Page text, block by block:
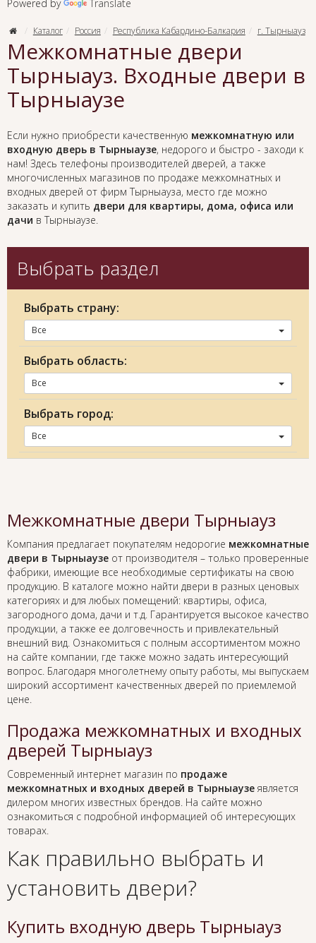
Powered by Translate
Каталог Россия Республика Кабардино-Балкария г. Тырныауз
Межкомнатные двери
Тырныауз. Входные двери в
Тырныаузе
Если нужно приобрести качественную межкомнатную или
входную дверь в Тырныаузе, недорого и быстро - заходи к
нам! Здесь телефоны производителей дверей, а также
многочисленных магазинов по продаже межкомнатных и
входных дверей от фирм Тырныауза, место где можно
заказать и купить двери для квартиры, дома, офиса или
дачи в Тырныаузе.
Выбрать раздел
Выбрать страну:
Все
Выбрать область:
Все
Выбрать город:
Все
Межкомнатные двери Тырныауз
Компания предлагает покупателям недорогие межкомнатные
двери в Тырныаузе от производителя – только проверенные
фабрики, имеющие все необходимые сертификаты на свою
продукцию. В каталоге можно найти двери в разных ценовых
категориях и для любых помещений: квартиры, офиса,
загородного дома, дачи и т.д. Гарантируется высокое качество
продукции, а также ее долговечность и привлекательный
внешний вид. Ознакомиться с полным ассортиментом можно
на сайте компании, где также можно задать интересующий
вопрос. Благодаря многолетнему опыту работы, мы выпускаем
широкий ассортимент качественных дверей по приемлемой
цене.
Продажа межкомнатных и входных
дверей Тырныауз
Современный интернет магазин по продаже
межкомнатных и входных дверей в Тырныаузе является
дилером многих известных брендов. На сайте можно
ознакомиться с подробной информацией об интересующих
товарах.
Как правильно выбрать и
установить двери?
Купить входную дверь Тырныауз